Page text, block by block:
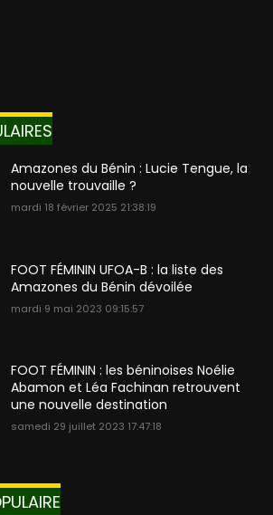
Amazones du Bénin : Lucie Tengue, la
nouvelle trouvaille ?
mardi 18 février 2025 21:38:19
FOOT FÉMININ UFOA-B : la liste des
Amazones du Bénin dévoilée
mardi 9 mai 2023 09:15:57
FOOT FÉMININ : les béninoises Noélie
Abamon et Léa Fachinan retrouvent
une nouvelle destination
samedi 29 juillet 2023 17:47:18